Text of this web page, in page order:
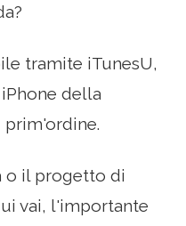
tramite iTunesU,
della
o il progetto di
vai, l'importante